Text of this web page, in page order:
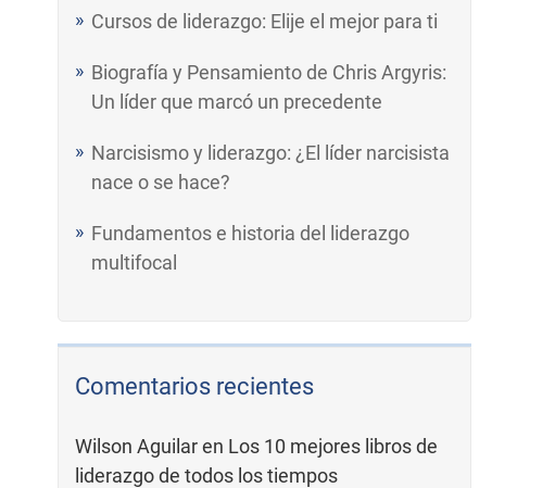
Cursos de liderazgo: Elije el mejor para ti
Biografía y Pensamiento de Chris Argyris:
Un líder que marcó un precedente
Narcisismo y liderazgo: ¿El líder narcisista
nace o se hace?
Fundamentos e historia del liderazgo
multifocal
Comentarios recientes
Wilson Aguilaren Los 10 mejores libros de
liderazgo de todos los tiempos